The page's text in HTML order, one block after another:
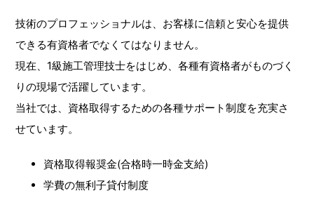
技術のプロフェッショナルは、お客様に信頼と安心を提供
できる有資格者でなくてはなりません。
現在、1級施工管理技士をはじめ、各種有資格者がものづく
りの現場で活躍しています。
当社では、資格取得するための各種サポート制度を充実さ
せています。
資格取得報奨金(合格時一時金支給)
学費の無利子貸付制度